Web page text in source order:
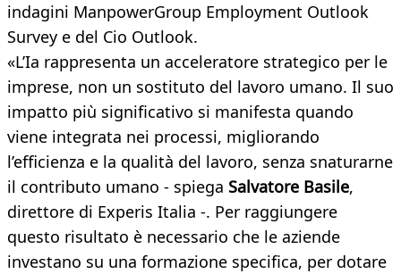
indagini ManpowerGroup Employment Outlook
Survey e del Cio Outlook.
«L’Ia rappresenta un acceleratore strategico per le
imprese, non un sostituto del lavoro umano. Il suo
impatto più significativo si manifesta quando
viene integrata nei processi, migliorando
l’efficienza e la qualità del lavoro, senza snaturarne
il contributo umano - spiega Salvatore Basile,
direttore di Experis Italia -. Per raggiungere
questo risultato è necessario che le aziende
investano su una formazione specifica, per dotare